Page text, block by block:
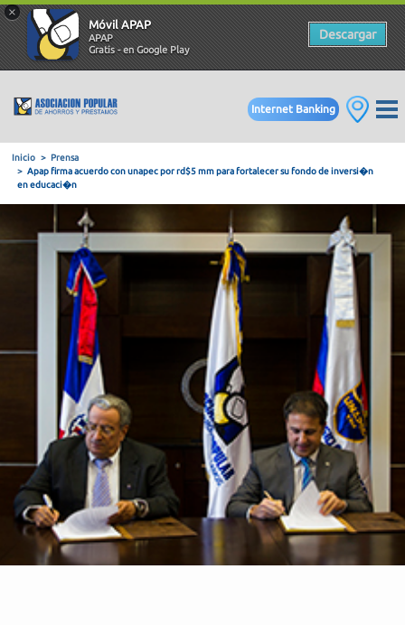
×
Móvil APAP
APAP
Gratis - en Google Play
Descargar
Internet Banking
Prensa
Apap firma acuerdo con unapec por rd$5 mm para fortalecer
en educaci�n